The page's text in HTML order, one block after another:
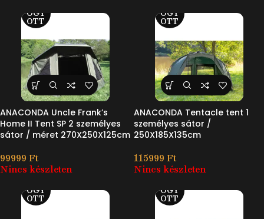
OGY
OTT
ANACONDA Uncle Frank’s
Home II Tent SP 2 személyes
sátor / méret 270X250X125cm
99999 Ft
Nincs készleten
OGY
OTT
ANACONDA Tentacle tent 1
személyes sátor /
250X185X135cm
115999 Ft
Nincs készleten
OGY
OTT
OGY
OTT